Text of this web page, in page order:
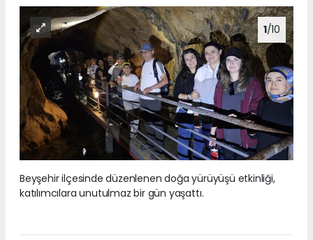
1/10
Beyşehir ilçesinde düzenlenen doğa yürüyüşü etkinliği,
katılımcılara unutulmaz bir gün yaşattı.